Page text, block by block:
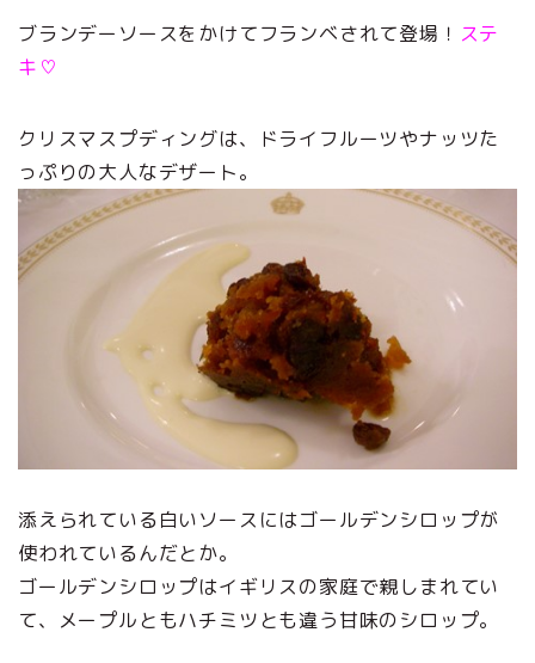
ブランデーソースをかけてフランベされて登場！ ステ
キ♡
クリスマスプディングは、ドライフルーツやナッツた
っぷりの大人なデザート。
添えられている白いソースにはゴールデンシロップが
使われているんだとか。
ゴールデンシロップはイギリスの家庭で親しまれてい
て、メープルともハチミツとも違う甘味のシロップ。